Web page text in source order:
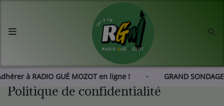
Adhérer à RADIO GUÉ MOZOT en ligne ! GRAND
Agenda
Les actus de RGM
Politique de confidentialité